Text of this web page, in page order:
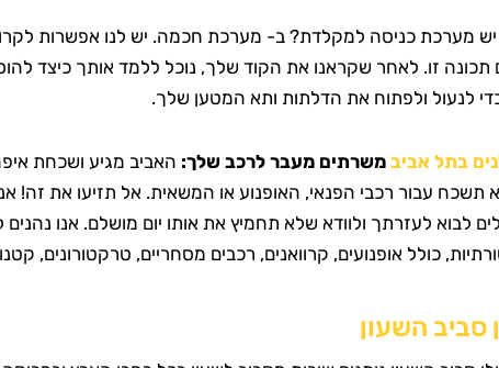
מערכת כניסה למקלדת? ב- מערכת חכמה. יש לנו אפשרות
תכונה זו. לאחר שקראנו את הקוד שלך, נוכל ללמד אותך כיצד
לנעול ולפתוח את הדלתות ותא המטען שלך.
בתל אביב משרתים מעבר לרכב שלך: האביב מגיע ושכחת
עבור רכבי הפנאי, האופנוע או המשאית. אל תזיעו את זה!
לבוא לעזרתך ולוודא שלא תחמיץ את אותו יום מושלם. אנו
כולל אופנועים, קרוואנים, רכבים מסחריים, טרקטורונים,
סביב השעון